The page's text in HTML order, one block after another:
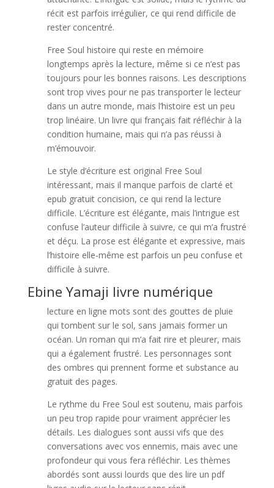
récit est parfois irrégulier, ce qui rend difficile de
rester concentré.
Free Soul histoire qui reste en mémoire
longtemps après la lecture, même si ce n’est pas
toujours pour les bonnes raisons. Les descriptions
sont trop vives pour ne pas transporter le lecteur
dans un autre monde, mais l’histoire est un peu
trop linéaire. Un livre qui français fait réfléchir à la
condition humaine, mais qui n’a pas réussi à
m’émouvoir.
Le style d’écriture est original Free Soul
intéressant, mais il manque parfois de clarté et
epub gratuit concision, ce qui rend la lecture
difficile. L’écriture est élégante, mais l’intrigue est
confuse l’auteur difficile à suivre, ce qui m’a frustré
et déçu. La prose est élégante et expressive, mais
l’histoire elle-même est parfois un peu confuse et
difficile à suivre.
Ebine Yamaji livre numérique
lecture en ligne mots sont des gouttes de pluie
qui tombent sur le sol, sans jamais former un
océan. Un roman qui m’a fait rire et pleurer, mais
qui a également frustré. Les personnages sont
des ombres qui prennent forme et substance au
gratuit des pages.
Le rythme du Free Soul est soutenu, mais parfois
un peu trop rapide pour vraiment apprécier les
détails. Les dialogues sont aussi vifs que des
conversations avec vos ennemis, mais avec une
profondeur qui vous fera réfléchir. Les thèmes
abordés sont aussi lourds que des lire un pdf